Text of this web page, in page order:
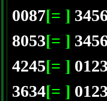
0087[= ]
8053[= ]
4245[= ]
3634[= ]